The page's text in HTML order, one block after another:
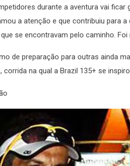
durante a aventura vai ficar
a atenção e que contribuiu para
se encontravam pelo caminho. Foi
de preparação para outras ainda
na qual a Brazil 135+ se